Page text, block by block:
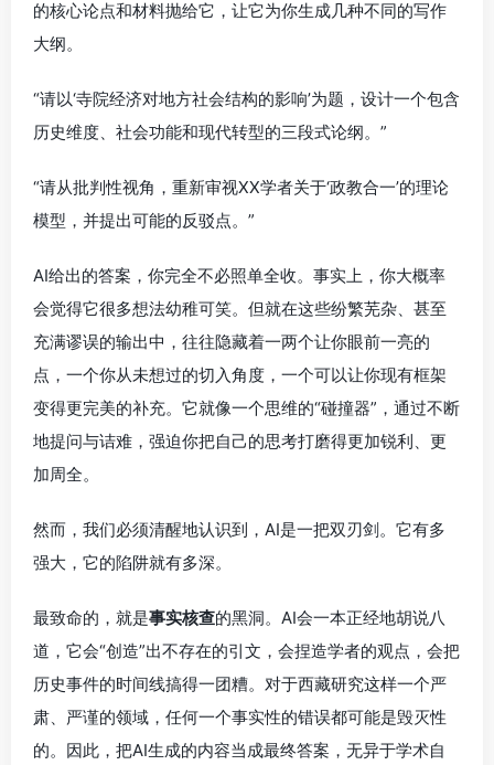
的核心论点和材料抛给它，让它为你生成几种不同的写作
大纲。
“请以‘寺院经济对地方社会结构的影响’为题，设计一个包含
历史维度、社会功能和现代转型的三段式论纲。”
“请从批判性视角，重新审视XX学者关于‘政教合一’的理论
模型，并提出可能的反驳点。”
AI给出的答案，你完全不必照单全收。事实上，你大概率
会觉得它很多想法幼稚可笑。但就在这些纷繁芜杂、甚至
充满谬误的输出中，往往隐藏着一两个让你眼前一亮的
点，一个你从未想过的切入角度，一个可以让你现有框架
变得更完美的补充。它就像一个思维的“碰撞器”，通过不断
地提问与诘难，强迫你把自己的思考打磨得更加锐利、更
加周全。
然而，我们必须清醒地认识到，AI是一把双刃剑。它有多
强大，它的陷阱就有多深。
最致命的，就是事实核查的黑洞。AI会一本正经地胡说八
道，它会“创造”出不存在的引文，会捏造学者的观点，会把
历史事件的时间线搞得一团糟。对于西藏研究这样一个严
肃、严谨的领域，任何一个事实性的错误都可能是毁灭性
的。因此，把AI生成的内容当成最终答案，无异于学术自